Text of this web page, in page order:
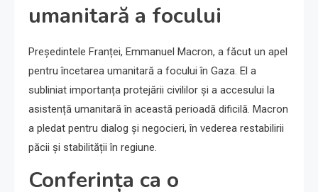
umanitară a focului
Președintele Franței, Emmanuel Macron, a făcut un apel
pentru încetarea umanitară a focului în Gaza. El a
subliniat importanța protejării civililor și a accesului la
asistență umanitară în această perioadă dificilă. Macron
a pledat pentru dialog și negocieri, în vederea restabilirii
păcii și stabilității în regiune.
Conferința ca o